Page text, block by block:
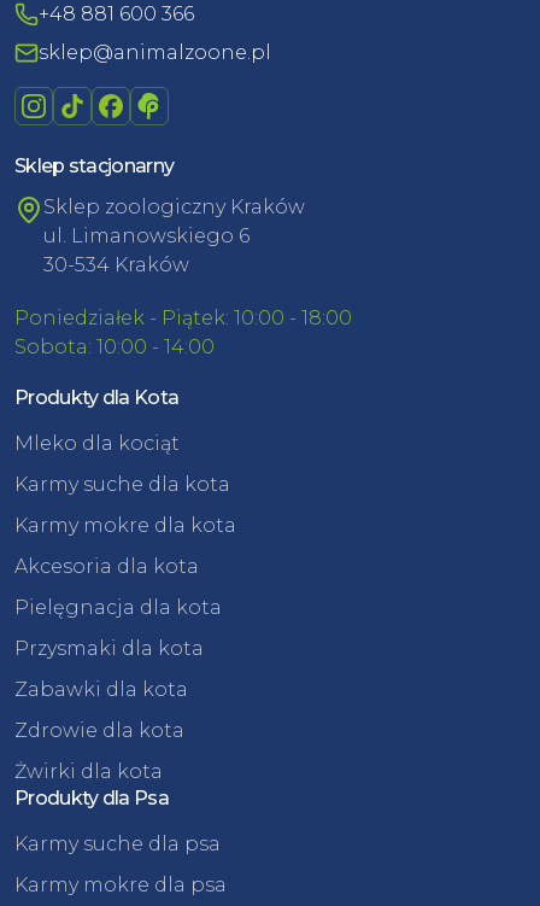
+48 881 600 366
sklep@animalzoone.pl
Sklep stacjonarny
Sklep zoologiczny Kraków
ul. Limanowskiego 6
30-534 Kraków
Poniedziałek - Piątek: 10:00 - 18:00
Sobota: 10:00 - 14:00
Produkty dla Kota
Mleko dla kociąt
Karmy suche dla kota
Karmy mokre dla kota
Akcesoria dla kota
Pielęgnacja dla kota
Przysmaki dla kota
Zabawki dla kota
Zdrowie dla kota
Żwirki dla kota
Produkty dla Psa
Karmy suche dla psa
Karmy mokre dla psa